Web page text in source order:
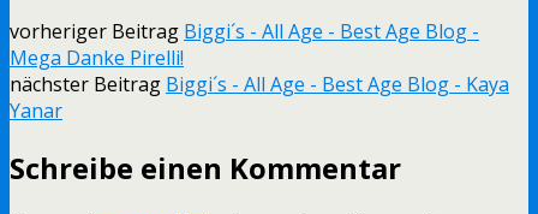
vorheriger Beitrag Biggi´s - All Age - Best Age Blog -
Mega Danke Pirelli!
nächster Beitrag Biggi´s - All Age - Best Age Blog - Kaya
Yanar
Schreibe einen Kommentar